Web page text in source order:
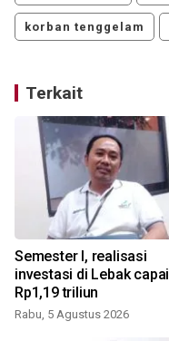
korban tenggelam
Terkait
Semester I, realisasi
investasi di Lebak capai
Rp1,19 triliun
Rabu, 5 Agustus 2026